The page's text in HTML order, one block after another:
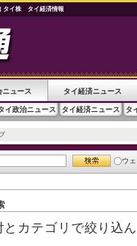
タイ株 タイ経済情報
ニュース タイ経済ニュース
イ政治ニュース タイ経済ニュース タ
ウ
カテゴリで絞り込